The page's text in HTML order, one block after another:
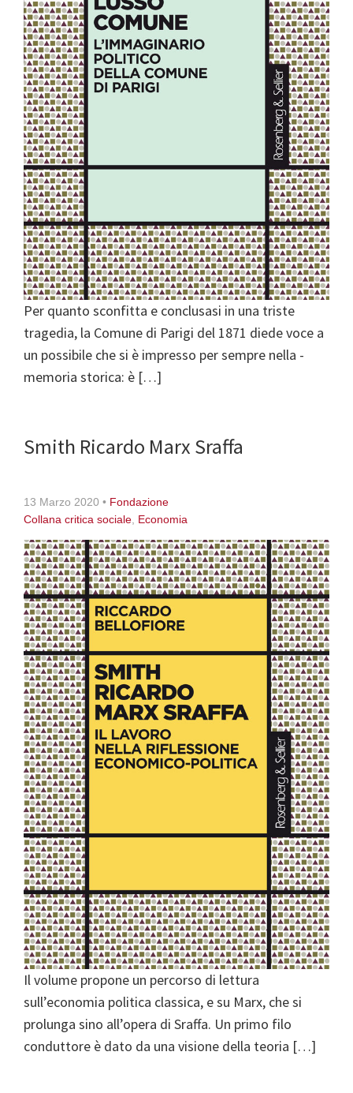
Per quanto sconfitta e conclusasi in una triste
tragedia, la Comune di Parigi del 1871 diede voce a
un possibile che si è impresso per sempre nella ­
memoria storica: è […]
Smith Ricardo Marx Sraffa
13 Marzo 2020 • Fondazione
Collana critica sociale Economia
Il volume propone un percorso di lettura
sull’economia politica classica, e su Marx, che si
prolunga sino all’opera di Sraffa. Un primo filo
conduttore è dato da una visione della teoria […]